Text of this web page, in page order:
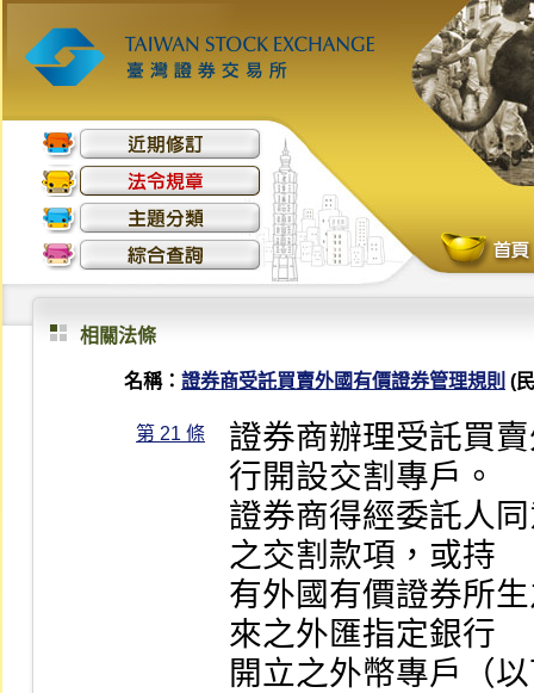
相關法條
名稱： 證券商受託買賣外國有價證券管理規則 (
第 21 條
證券商辦理受託買
行開設交割專戶。
證券商得經委託人
之交割款項，或持
有外國有價證券所
來之外匯指定銀行
開立之外幣專戶（